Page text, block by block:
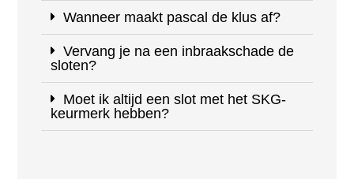
Wanneer maakt pascal de klus af?
Vervang je na een inbraakschade de
sloten?
Moet ik altijd een slot met het SKG-
keurmerk hebben?